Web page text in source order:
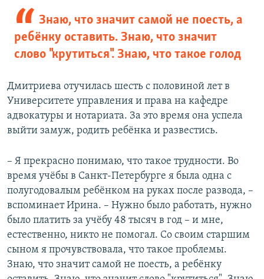
Знаю, что значит самой не поесть, а
ребёнку оставить. Знаю, что значит
слово "крутиться". Знаю, что такое голод
Дмитриева отучилась шесть с половиной лет в
Университете управления и права на кафедре
адвокатуры и нотариата. За это время она успела
выйти замуж, родить ребёнка и развестись.
– Я прекрасно понимаю, что такое трудности. Во
время учёбы в Санкт-Петербурге я была одна с
полугодовалым ребёнком на руках после развода, –
вспоминает Ирина. – Нужно было работать, нужно
было платить за учёбу 48 тысяч в год – и мне,
естественно, никто не помогал. Со своим старшим
сыном я прочувствовала, что такое проблемы.
Знаю, что значит самой не поесть, а ребёнку